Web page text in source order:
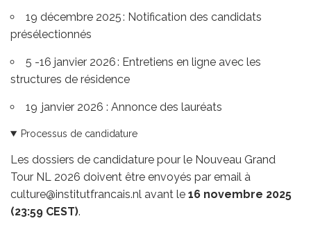
19 décembre 2025 : Notification des candidats
présélectionnés
5 -16 janvier 2026 : Entretiens en ligne avec les
structures de résidence
19 janvier 2026 : Annonce des lauréats
Processus de candidature
Les dossiers de candidature pour le Nouveau Grand
Tour NL 2026 doivent être envoyés par email à
culture@institutfrancais.nl avant le 16 novembre 2025
(23:59 CEST).